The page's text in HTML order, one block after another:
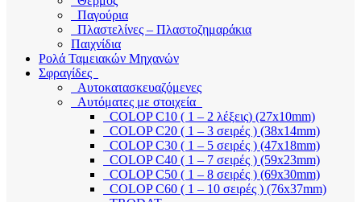
Παγούρια
Πλαστελίνες – Πλαστοζημαράκια
Παιχνίδια
Ρολά Ταμειακών Μηχανών
Σφραγίδες
Αυτοκατασκευαζόμενες
Αυτόματες με στοιχεία
COLOP C10 ( 1 – 2 λέξεις) (27x10mm)
COLOP C20 ( 1 – 3 σειρές ) (38x14mm)
COLOP C30 ( 1 – 5 σειρές ) (47x18mm)
COLOP C40 ( 1 – 7 σειρές ) (59x23mm)
COLOP C50 ( 1 – 8 σειρές ) (69x30mm)
COLOP C60 ( 1 – 10 σειρές ) (76x37mm)